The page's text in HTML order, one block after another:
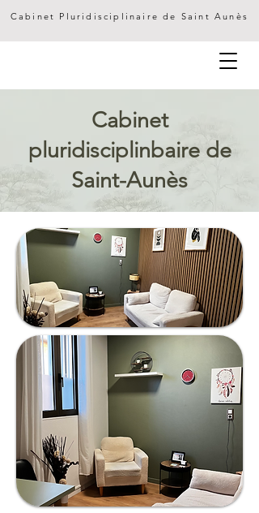
Cabinet Pluridisciplinaire de Saint Aunès
Cabinet
pluridisciplinbaire de
Saint-Aunès